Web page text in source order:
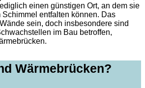
einen günstigen Ort, an dem sie
Schimmel entfalten können. Das
sein, doch insbesondere sind
im Bau betroffen,
Wärmebrücken?